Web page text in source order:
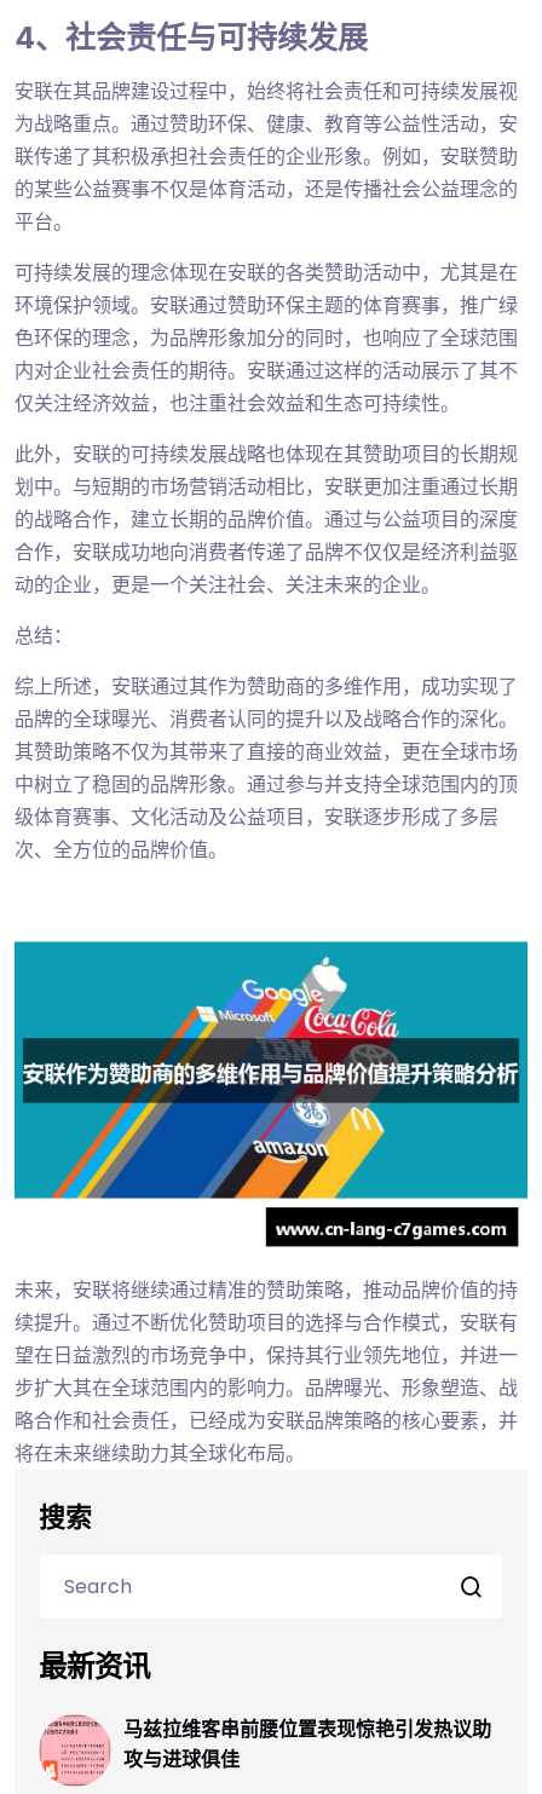
4、社会责任与可持续发展
安联在其品牌建设过程中，始终将社会责任和可持续发展视
为战略重点。通过赞助环保、健康、教育等公益性活动，安
联传递了其积极承担社会责任的企业形象。例如，安联赞助
的某些公益赛事不仅是体育活动，还是传播社会公益理念的
平台。
可持续发展的理念体现在安联的各类赞助活动中，尤其是在
环境保护领域。安联通过赞助环保主题的体育赛事，推广绿
色环保的理念，为品牌形象加分的同时，也响应了全球范围
内对企业社会责任的期待。安联通过这样的活动展示了其不
仅关注经济效益，也注重社会效益和生态可持续性。
此外，安联的可持续发展战略也体现在其赞助项目的长期规
划中。与短期的市场营销活动相比，安联更加注重通过长期
的战略合作，建立长期的品牌价值。通过与公益项目的深度
合作，安联成功地向消费者传递了品牌不仅仅是经济利益驱
动的企业，更是一个关注社会、关注未来的企业。
总结：
综上所述，安联通过其作为赞助商的多维作用，成功实现了
品牌的全球曝光、消费者认同的提升以及战略合作的深化。
其赞助策略不仅为其带来了直接的商业效益，更在全球市场
中树立了稳固的品牌形象。通过参与并支持全球范围内的顶
级体育赛事、文化活动及公益项目，安联逐步形成了多层
次、全方位的品牌价值。
未来，安联将继续通过精准的赞助策略，推动品牌价值的持
续提升。通过不断优化赞助项目的选择与合作模式，安联有
望在日益激烈的市场竞争中，保持其行业领先地位，并进一
步扩大其在全球范围内的影响力。品牌曝光、形象塑造、战
略合作和社会责任，已经成为安联品牌策略的核心要素，并
将在未来继续助力其全球化布局。
搜索
最新资讯
马兹拉维客串前腰位置表现惊艳引发热议助
攻与进球俱佳